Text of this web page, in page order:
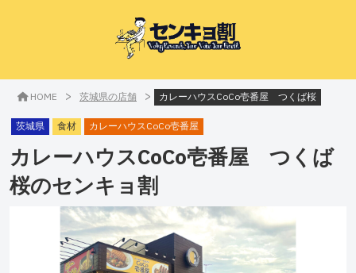
HOME > 茨城県の店舗 > カレーハウスCoCo壱番屋 つくば桜
茨城県 食材 カレーハウスCoCo壱番屋
カレーハウスCoCo壱番屋 つくば
桜のセンキョ割